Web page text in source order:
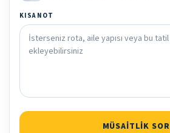
KISA NOT
MÜSAITLIK SOR